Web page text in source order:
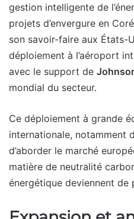
gestion intelligente de
projets d’envergure en
son savoir-faire aux États-
déploiement à l’aéroport
avec le support de
mondial du secteur.
Ce déploiement à grande
internationale, notamment
d’aborder le marché
matière de neutralité
énergétique deviennent de